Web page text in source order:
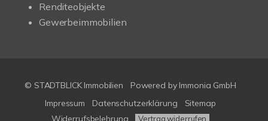
Renditeobjekte
Gewerbeimmobilien
© STADTBLICK Immobilien Powered by Immonia GmbH
Impressum
Datenschutzerklärung
Sitemap
Widerrufsbelehrung
Vertrag widerrufen